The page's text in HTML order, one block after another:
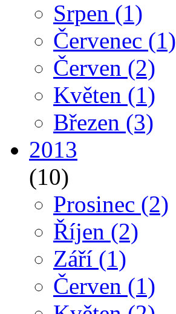
Srpen (1)
Červenec (1)
Červen (2)
Květen (1)
Březen (3)
2013
(10)
Prosinec (2)
Říjen (2)
Září (1)
Červen (1)